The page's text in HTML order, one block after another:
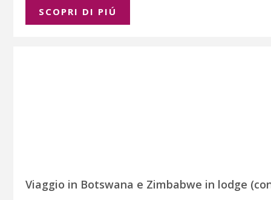
SCOPRI DI PIÚ
Viaggio in Botswana e Zimbabwe in lodge